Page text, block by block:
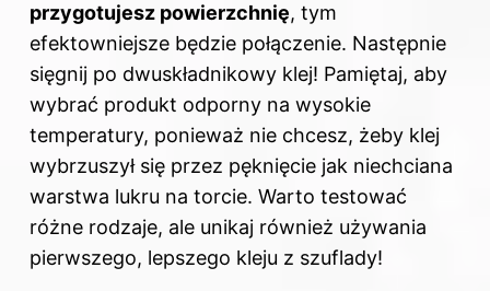
przygotujesz powierzchnię, tym
efektowniejsze będzie połączenie. Następnie
sięgnij po dwuskładnikowy klej! Pamiętaj, aby
wybrać produkt odporny na wysokie
temperatury, ponieważ nie chcesz, żeby klej
wybrzuszył się przez pęknięcie jak niechciana
warstwa lukru na torcie. Warto testować
różne rodzaje, ale unikaj również używania
pierwszego, lepszego kleju z szuflady!